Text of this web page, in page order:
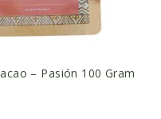
– Pasión 100 Gram